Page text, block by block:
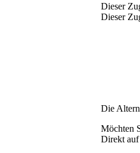
Dieser
Dieser
Die
Möchten
Direkt auf